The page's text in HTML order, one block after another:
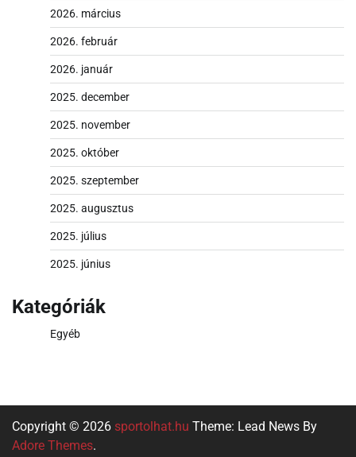
2026. március
2026. február
2026. január
2025. december
2025. november
2025. október
2025. szeptember
2025. augusztus
2025. július
2025. június
Kategóriák
Egyéb
Copyright © 2026 sportolhat.hu Theme: Lead News By
Adore Themes.